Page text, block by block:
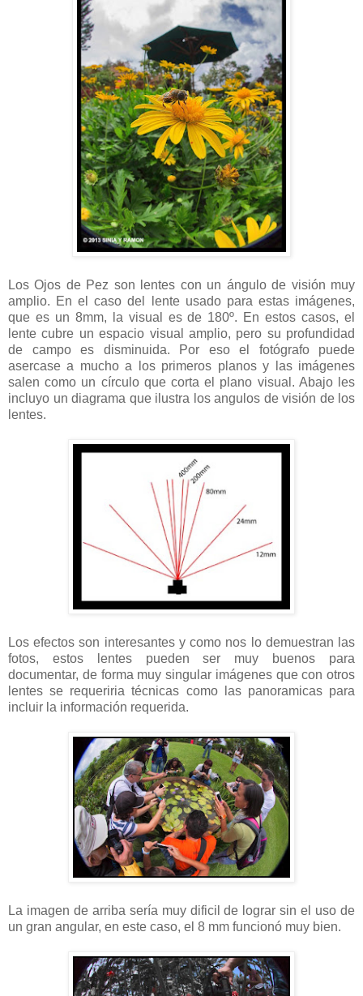
Los Ojos de Pez son lentes con un ángulo de visión muy
amplio. En el caso del lente usado para estas imágenes,
que es un 8mm, la visual es de 180º. En estos casos, el
lente cubre un espacio visual amplio, pero su profundidad
de campo es disminuida. Por eso el fotógrafo puede
asercase a mucho a los primeros planos y las imágenes
salen como un círculo que corta el plano visual. Abajo les
incluyo un diagrama que ilustra los angulos de visión de los
lentes.
Los efectos son interesantes y como nos lo demuestran las
fotos, estos lentes pueden ser muy buenos para
documentar, de forma muy singular imágenes que con otros
lentes se requeriria técnicas como las panoramicas para
incluir la información requerida.
La imagen de arriba sería muy dificil de lograr sin el uso de
un gran angular, en este caso, el 8 mm funcionó muy bien.